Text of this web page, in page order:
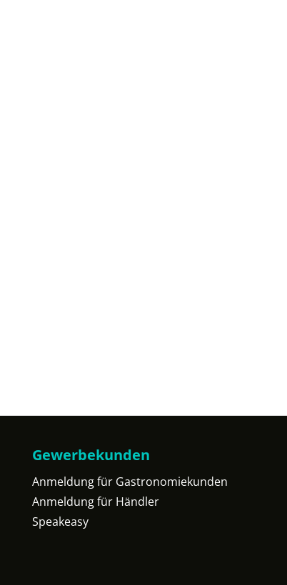
Gewerbekunden
Anmeldung für Gastronomiekunden
Anmeldung für Händler
Speakeasy